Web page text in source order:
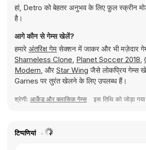
हां, Detro को बेहतर अनुभव के लिए फ़ुल स्क्रीन
है।
आगे कौन से गेम्स खेलें?
हमारे अंतरिक्ष गेमसेक्शन में जाकर और भी मज़ेदार
Shameless Clone, Planet Soccer 2018,
Modern, और Star Wing जैसे लोकप्रिय गेम्स
Games पर तुरंत खेलने के लिए उपलब्ध हैं।
श्रेणी: आर्केड और क्लासिक गेम्स इस तिथि को जोड़ा गया
टिप्पणियां